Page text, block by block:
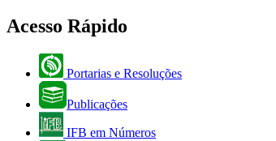
Acesso Rápido
Portarias e Resoluções
Publicações
IFB em Números